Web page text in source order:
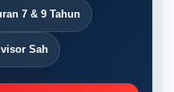
7 & 9 Tahun
Sah